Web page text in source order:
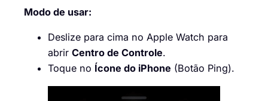
Modo de usar:
Deslize para cima no Apple Watch para
abrir Centro de Controle.
Toque no Ícone do iPhone (Botão Ping).